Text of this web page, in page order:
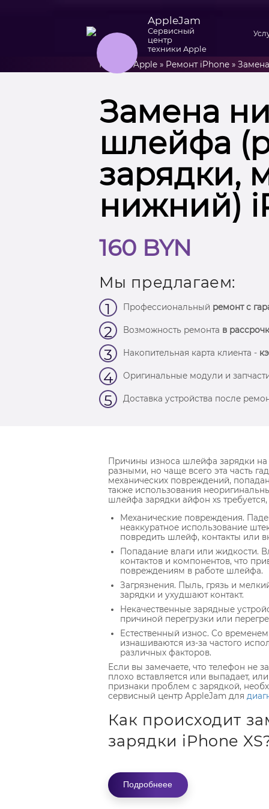
AppleJam
Сервисный
центр
техники Apple
Ремонт Apple» Ремонт iPhone»
Замена
шлейфа
зарядки,
нижний)
160 BYN
Мы предлагаем:
1 Профессиональный ремонт с
2 Возможность ремонта в
3 Накопительная карта клиента -
4 Оригинальные модули и
5 Доставка устройства после
Причины износа шлейфа зарядки на
разными, но чаще всего эта часть
механических повреждений,
также использования
шлейфа зарядки айфон xs требуется,
Механические повреждения.
неаккуратное использование
повредить шлейф, контакты или
Попадание влаги или жидкости.
контактов и компонентов, что
повреждениям в работе шлейфа.
Загрязнения. Пыль, грязь и
зарядки и ухудшают контакт.
Некачественные зарядные
причиной перегрузки или
Естественный износ. Со
изнашиваются из-за частого
различных факторов.
Если вы замечаете, что телефон не
плохо вставляется или выпадает,
признаки проблем с зарядкой,
сервисный центр AppleJam для
Как происходит
зарядки iPhone
шлейф зарядки айфона XS в
Диагностика. Мастера
Подробнеее